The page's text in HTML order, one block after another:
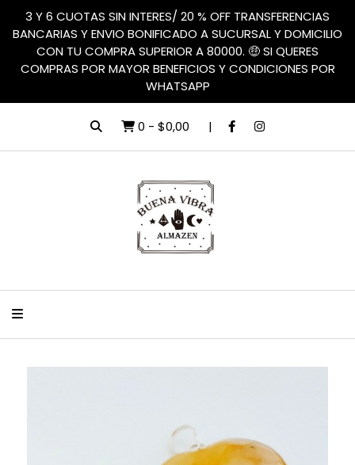
3 Y 6 CUOTAS SIN INTERES/ 20 % OFF TRANSFERENCIAS
BANCARIAS Y ENVIO BONIFICADO A SUCURSAL Y DOMICILIO
CON TU COMPRA SUPERIOR A 80000. 🤑 SI QUERES
COMPRAS POR MAYOR BENEFICIOS Y CONDICIONES POR
WHATSAPP
0 - $0,00